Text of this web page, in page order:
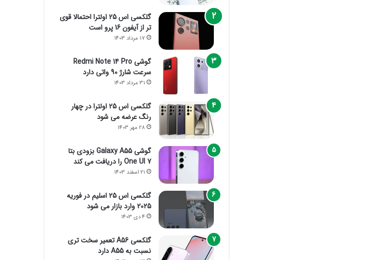
گلکسی اس 25 اولترا احتمالا قوی
تر از آیفون 16 پرو است
17 مرداد 1403
گوشی Redmi Note 14 Pro
سرعت شارژ 90 واتی دارد
31 مرداد 1403
گلکسی اس 25 اولترا در چهار
رنگ عرضه می شود
28 مهر 1403
گوشی Galaxy A55 بزودی بتا
One UI 7 را دریافت می کند
21 اسفند 1403
گلکسی اس 25 اسلیم در فوریه
2025 وارد بازار می شود
4 دی 1403
گلکسی A56 تعمیر سخت تری
نسبت به A55 دارد